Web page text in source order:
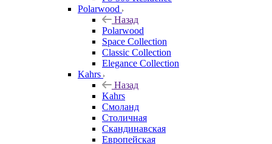
Polarwood
Назад
Polarwood
Space Collection
Classic Collection
Elegance Collection
Kahrs
Назад
Kahrs
Смоланд
Столичная
Скандинавская
Европейская